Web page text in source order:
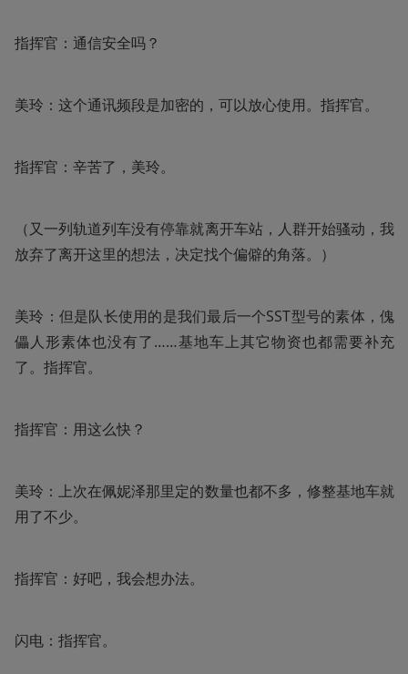
指挥官：通信安全吗？
美玲：这个通讯频段是加密的，可以放心使用。指挥官。
指挥官：辛苦了，美玲。
（又一列轨道列车没有停靠就离开车站，人群开始骚动，我
放弃了离开这里的想法，决定找个偏僻的角落。）
美玲：但是队长使用的是我们最后一个SST型号的素体，傀
儡人形素体也没有了……基地车上其它物资也都需要补充
了。指挥官。
指挥官：用这么快？
美玲：上次在佩妮泽那里定的数量也都不多，修整基地车就
用了不少。
指挥官：好吧，我会想办法。
闪电：指挥官。